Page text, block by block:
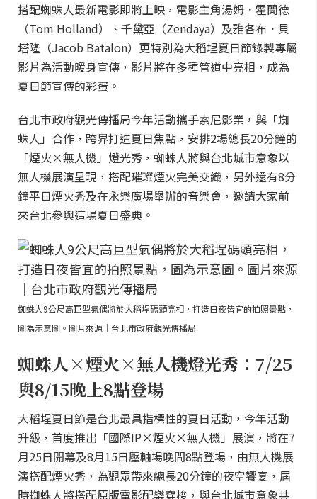
搭配蜘蛛人最新電影即將上映，電影主角湯姆．霍蘭德
（Tom Holland）、千黛亞（Zendaya）及雅各布．貝
塔隆（Jacob Batalon）更特別為大稻埕夏日節錄製專屬
影片為活動暖身宣傳，影片將在多種管道中亮相，成為
夏日節宣傳的彩蛋。
台北市政府觀光傳播局今年活動攜手索尼影業，與「蜘
蛛人」合作，跨界打造夏日焦點，安排2場總長20分鐘的
「煙火×無人機」燈光秀，蜘蛛人將與台北城市意象以
無人機展演呈現，搭配璀璨煙火完美交織，另外還有8分
鐘平日煙火秀及在永樂廣場舉辦的音樂會，邀請大家前
來台北參與這場夏日盛典。
蜘蛛人9公尺高巨型氣偶將於大稻埕碼頭亮相，打造日夜皆宜的拍照景點，
圖為示意圖。圖片來源｜台北市政府觀光傳播局
蜘蛛人×煙火×無人機燈光秀：7/25
與8/15晚上8點登場
大稻埕夏日節是台北最具指標性的夏日活動，今年活動
升級，首度推出「國際IP×煙火×無人機」展演，將在7
月25日開幕及8月15日壓軸場晚間8點登場，由無人機展
演搭配煙火秀，為觀眾帶來總長20分鐘的夜空饗宴，屆
時蜘蛛人將搭配原版電影配樂穿梭，與台北城市意象共